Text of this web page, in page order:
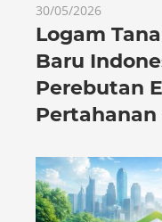
30/05/2026
Logam
Baru
Perebutan
Pertahanan